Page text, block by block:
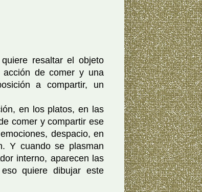
resaltar el objeto
de comer y una
a compartir, un
en los platos, en las
comer y compartir ese
despacio, en
Y cuando se plasman
interno, aparecen las
quiere dibujar este